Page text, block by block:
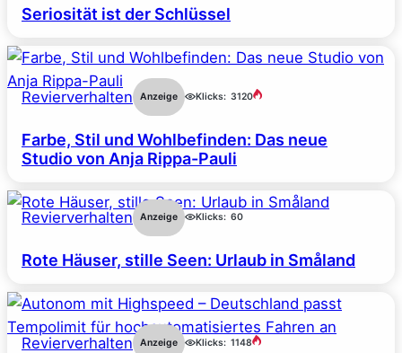
Seriosität ist der Schlüssel
Revierverhalten Anzeige Klicks: 3120
Farbe, Stil und Wohlbefinden: Das neue
Studio von Anja Rippa-Pauli
Revierverhalten Anzeige Klicks: 60
Rote Häuser, stille Seen: Urlaub in Småland
Revierverhalten Anzeige Klicks: 1148